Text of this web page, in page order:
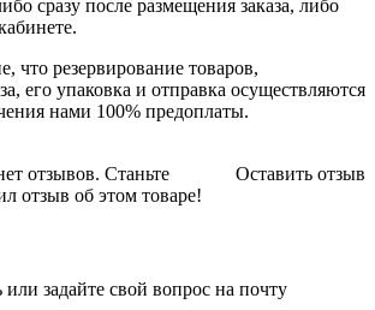
сразу после размещения заказа, либо
что резервирование товаров,
его упаковка и отправка осуществляются
нами 100% предоплаты.
Оставить отзыв
отзывов. Станьте
отзыв об этом товаре!
или задайте свой вопрос на почту